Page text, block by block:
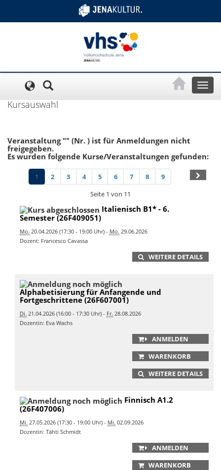
Toggle
Kursauswahl
Veranstaltung "" (Nr. ) ist für Anmeldungen nicht
freigegeben.
Es wurden folgende Kurse/Veranstaltungen gefunden:
1 2 3 4 5 6 7 8
9
Seite 1 von 11
Italienisch B1* - 6.
Semester (26F409051)
Mo. 20.04.2026 (17:30 - 19:00 Uhr) - Mo. 29.06.2026
Dozent: Francesco Cavassa
WEITERE DETAILS
Alphabetisierung für Anfangende und
Fortgeschrittene (26F607001)
Di. 21.04.2026 (16:00 - 17:30 Uhr) - Fr. 28.08.2026
Dozentin: Eva Wachs
ANMELDEN
WARENKORB
WEITERE DETAILS
Finnisch A1.2
(26F407006)
Mi. 27.05.2026 (17:30 - 19:00 Uhr) - Mi. 02.09.2026
Dozentin: Tähti Schmidt
ANMELDEN
WARENKORB